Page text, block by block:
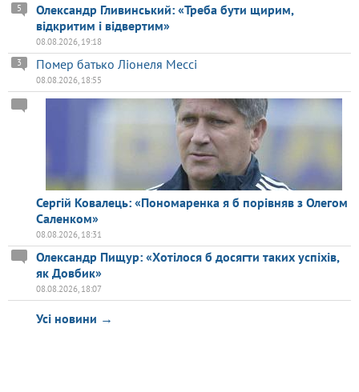
Олександр Гливинський: «Треба бути щирим,
відкритим і відвертим»
5
08.08.2026, 19:18
Помер батько Ліонеля Мессі
3
08.08.2026, 18:55
Сергій Ковалець: «Пономаренка я б порівняв з Олегом
Саленком»
08.08.2026, 18:31
Олександр Пищур: «Хотілося б досягти таких успіхів,
як Довбик»
08.08.2026, 18:07
Усі новини →